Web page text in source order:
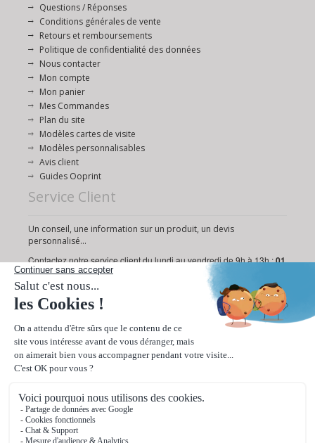
Questions / Réponses
Conditions générales de vente
Retours et remboursements
Politique de confidentialité des données
Nous contacter
Mon compte
Mon panier
Mes Commandes
Plan du site
Modèles cartes de visite
Modèles personnalisables
Avis client
Guides Ooprint
Service Client
Un conseil, une information sur un produit, un devis
personnalisé...
Contactez notre service client du lundi au vendredi de 9h à 13h :01
72 95 18 19
Ou via notreformulaire de contact
Paiement sécurisé
Livraison rapide en 24/48h